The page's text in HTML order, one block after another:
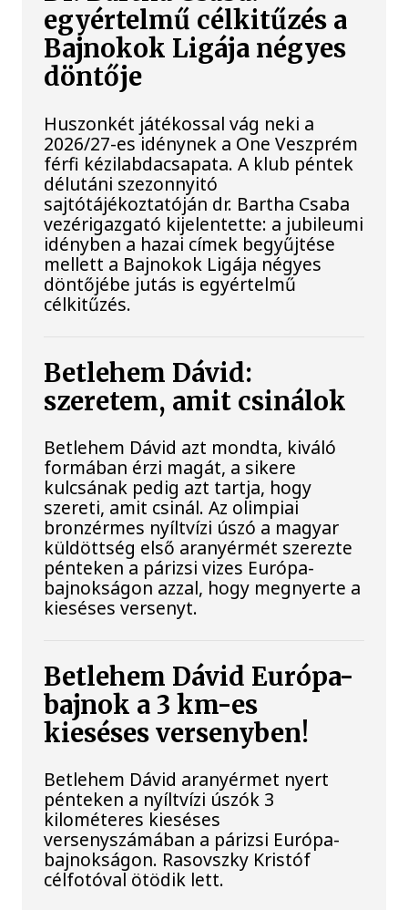
egyértelmű célkitűzés a
Bajnokok Ligája négyes
döntője
Huszonkét játékossal vág neki a
2026/27-es idénynek a One Veszprém
férfi kézilabdacsapata. A klub péntek
délutáni szezonnyitó
sajtótájékoztatóján dr. Bartha Csaba
vezérigazgató kijelentette: a jubileumi
idényben a hazai címek begyűjtése
mellett a Bajnokok Ligája négyes
döntőjébe jutás is egyértelmű
célkitűzés.
Betlehem Dávid:
szeretem, amit csinálok
Betlehem Dávid azt mondta, kiváló
formában érzi magát, a sikere
kulcsának pedig azt tartja, hogy
szereti, amit csinál. Az olimpiai
bronzérmes nyíltvízi úszó a magyar
küldöttség első aranyérmét szerezte
pénteken a párizsi vizes Európa-
bajnokságon azzal, hogy megnyerte a
kieséses versenyt.
Betlehem Dávid Európa-
bajnok a 3 km-es
kieséses versenyben!
Betlehem Dávid aranyérmet nyert
pénteken a nyíltvízi úszók 3
kilométeres kieséses
versenyszámában a párizsi Európa-
bajnokságon. Rasovszky Kristóf
célfotóval ötödik lett.